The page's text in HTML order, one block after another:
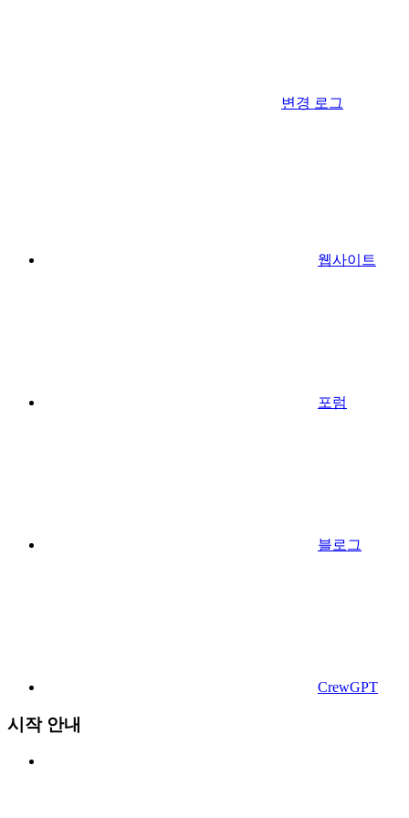
변경 로그
웹사이트
포럼
블로그
CrewGPT
시작 안내